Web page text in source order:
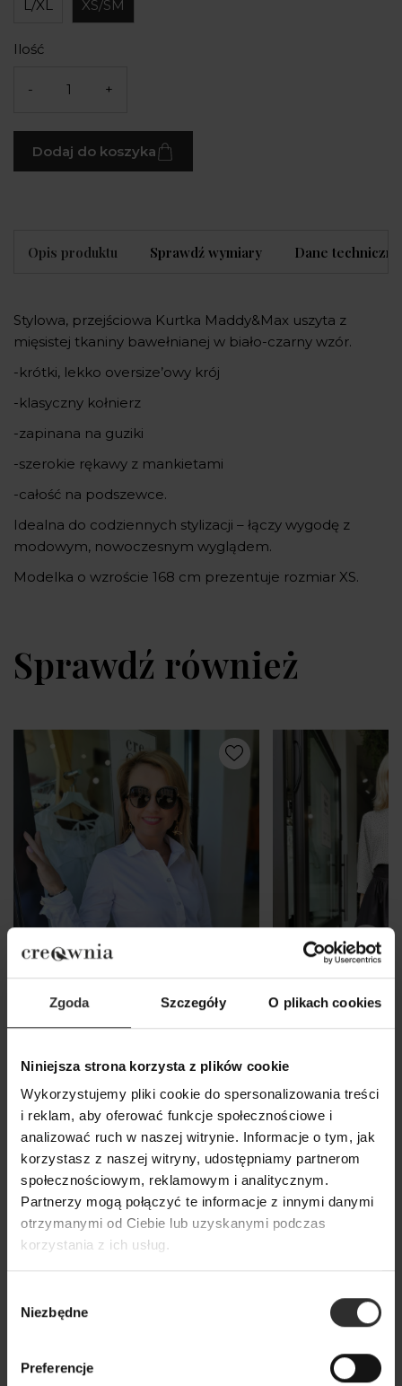
Zgoda Szczegóły O plikach cookies
Niniejsza strona korzysta z plików cookie
Wykorzystujemy pliki cookie do spersonalizowania treści
i reklam, aby oferować funkcje społecznościowe i
analizować ruch w naszej witrynie. Informacje o tym, jak
korzystasz z naszej witryny, udostępniamy partnerom
społecznościowym, reklamowym i analitycznym.
Partnerzy mogą połączyć te informacje z innymi danymi
otrzymanymi od Ciebie lub uzyskanymi podczas
korzystania z ich usług.
zgody
Niezbędne
Preferencje
L/XL XS/SM
Ilość
- +
Dodaj do koszyka
Opis produktu Sprawdź wymiary Dane techniczne
Stylowa, przejściowa Kurtka Maddy&Max uszyta z
mięsistej tkaniny bawełnianej w biało-czarny wzór.
-krótki, lekko oversize’owy krój
-klasyczny kołnierz
-zapinana na guziki
-szerokie rękawy z mankietami
-całość na podszewce.
Idealna do codziennych stylizacji – łączy wygodę z
modowym, nowoczesnym wyglądem.
Modelka o wzroście 168 cm prezentuje rozmiar XS.
Sprawdź również
Biała Koszula Bawełniana z
kołnierzykiem i szerokim
mankietem Levi White New
Czarna Spódnica
midi z
Margo Black
349,00 zł
Popularne produkty
Wybrane dla Ciebie z sercem i charakterem